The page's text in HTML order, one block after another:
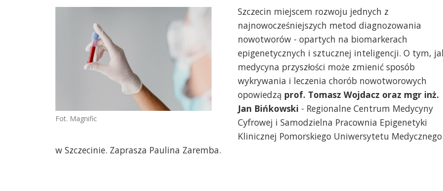
Fot. Magnific
Szczecin miejscem rozwoju jednych z
najnowocześniejszych metod diagnozowania
nowotworów - opartych na biomarkerach
epigenetycznych i sztucznej inteligencji. O tym,
medycyna przyszłości może zmienić sposób
wykrywania i leczenia chorób nowotworowych
opowiedzą prof. Tomasz Wojdacz oraz mgr inż.
Jan Bińkowski - Regionalne Centrum Medycyny
Cyfrowej i Samodzielna Pracownia Epigenetyki
Klinicznej Pomorskiego Uniwersytetu Medycznego
w Szczecinie. Zaprasza Paulina Zaremba.